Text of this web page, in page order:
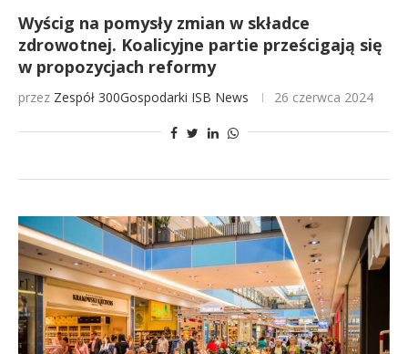
Wyścig na pomysły zmian w składce
zdrowotnej. Koalicyjne partie prześcigają się
w propozycjach reformy
przez Zespół 300Gospodarki ISB News 26 czerwca 2024